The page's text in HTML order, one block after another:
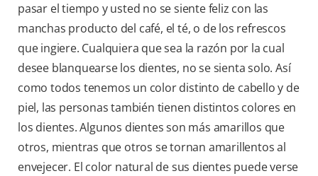
pasar el tiempo y usted no se siente feliz con las
manchas producto del café, el té, o de los refrescos
que ingiere. Cualquiera que sea la razón por la cual
desee blanquearse los dientes, no se sienta solo. Así
como todos tenemos un color distinto de cabello y de
piel, las personas también tienen distintos colores en
los dientes. Algunos dientes son más amarillos que
otros, mientras que otros se tornan amarillentos al
envejecer. El color natural de sus dientes puede verse